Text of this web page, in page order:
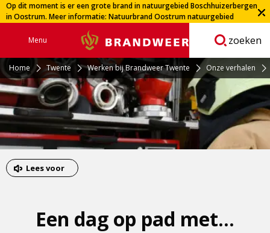
Op dit moment is er een grote brand in natuurgebied Boschhuizerbergen
in Oostrum. Meer informatie: Natuurbrand Oostrum natuurgebied
Menu
Brandweer zoeken
Home Twente Werken bij Brandweer Twente Onze verhalen
Lees voor
Een dag op pad met...